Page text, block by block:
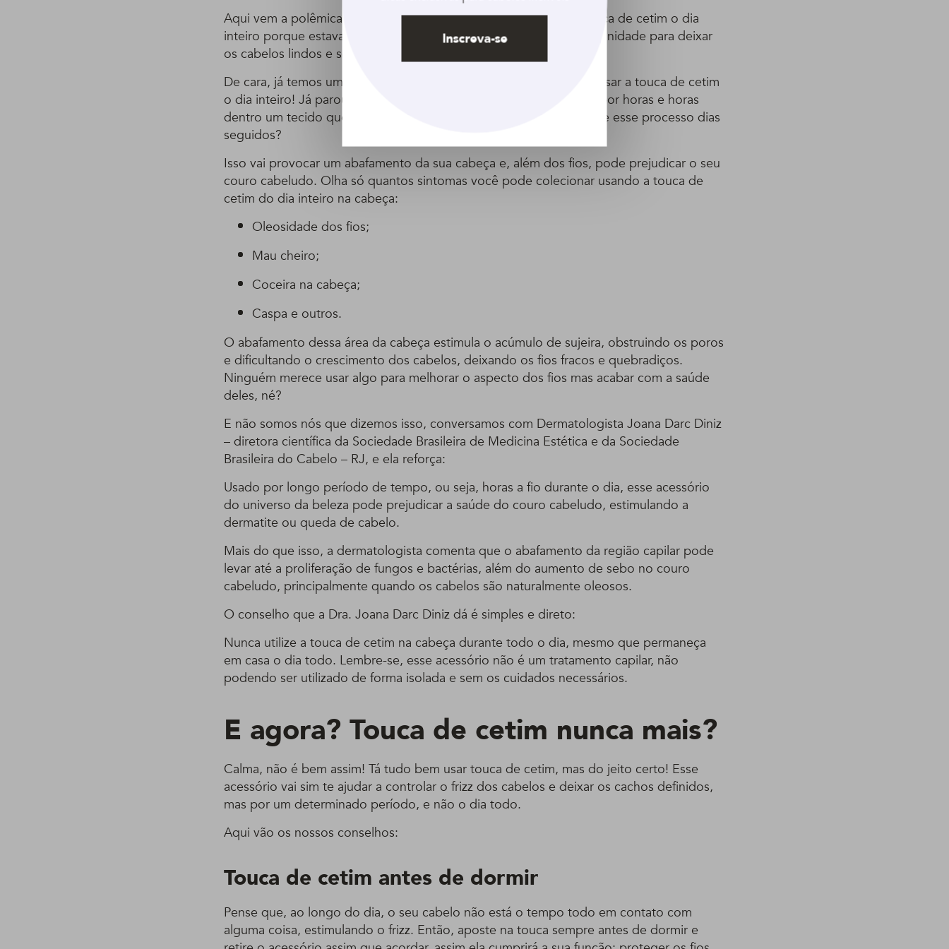
Aqui vem a polêmica! Quem nunca viu uma amiga ou já usou a touca de cetim o dia
inteiro porque estava em casa de bobeira, sendo uma ótima oportunidade para deixar
os cabelos lindos e sem frizz?
De cara, já temos um super conselho para te dar: não vale a pena usar a touca de cetim
o dia inteiro! Já parou para pensar que o seu cabelo está fechado por horas e horas
dentro um tecido que não é respirável e possivelmente você repete esse processo dias
seguidos?
Isso vai provocar um abafamento da sua cabeça e, além dos fios, pode prejudicar o seu
couro cabeludo. Olha só quantos sintomas você pode colecionar usando a touca de
cetim do dia inteiro na cabeça:
Oleosidade dos fios;
Mau cheiro;
Coceira na cabeça;
Caspa e outros.
O abafamento dessa área da cabeça estimula o acúmulo de sujeira, obstruindo os poros
e dificultando o crescimento dos cabelos, deixando os fios fracos e quebradiços.
Ninguém merece usar algo para melhorar o aspecto dos fios mas acabar com a saúde
deles, né?
E não somos nós que dizemos isso, conversamos com Dermatologista Joana Darc Diniz
– diretora científica da Sociedade Brasileira de Medicina Estética e da Sociedade
Brasileira do Cabelo – RJ, e ela reforça:
Usado por longo período de tempo, ou seja, horas a fio durante o dia, esse acessório
do universo da beleza pode prejudicar a saúde do couro cabeludo, estimulando a
dermatite ou queda de cabelo.
Mais do que isso, a dermatologista comenta que o abafamento da região capilar pode
levar até a proliferação de fungos e bactérias, além do aumento de sebo no couro
cabeludo, principalmente quando os cabelos são naturalmente oleosos.
O conselho que a Dra. Joana Darc Diniz dá é simples e direto:
Nunca utilize a touca de cetim na cabeça durante todo o dia, mesmo que permaneça
em casa o dia todo. Lembre-se, esse acessório não é um tratamento capilar, não
podendo ser utilizado de forma isolada e sem os cuidados necessários.
E agora? Touca de cetim nunca mais?
Calma, não é bem assim! Tá tudo bem usar touca de cetim, mas do jeito certo! Esse
acessório vai sim te ajudar a controlar o frizz dos cabelos e deixar os cachos definidos,
mas por um determinado período, e não o dia todo.
Aqui vão os nossos conselhos:
Touca de cetim antes de dormir
Pense que, ao longo do dia, o seu cabelo não está o tempo todo em contato com
alguma coisa, estimulando o frizz. Então, aposte na touca sempre antes de dormir e
Inscreva-se